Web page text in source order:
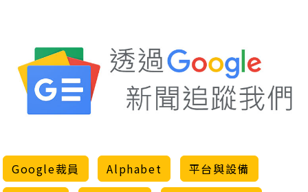
Google裁員 Alphabet
平台與設備